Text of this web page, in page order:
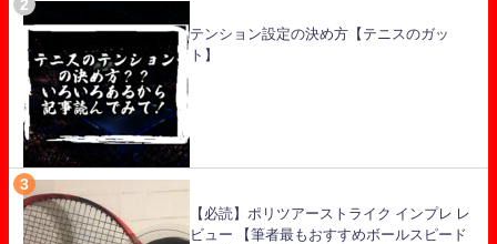
テンション設定の決め方【テニスのガッ
ト】
【必読】ポリツアーストライク インプレ レ
ビュー 【筆者最もおすすめボールスピード